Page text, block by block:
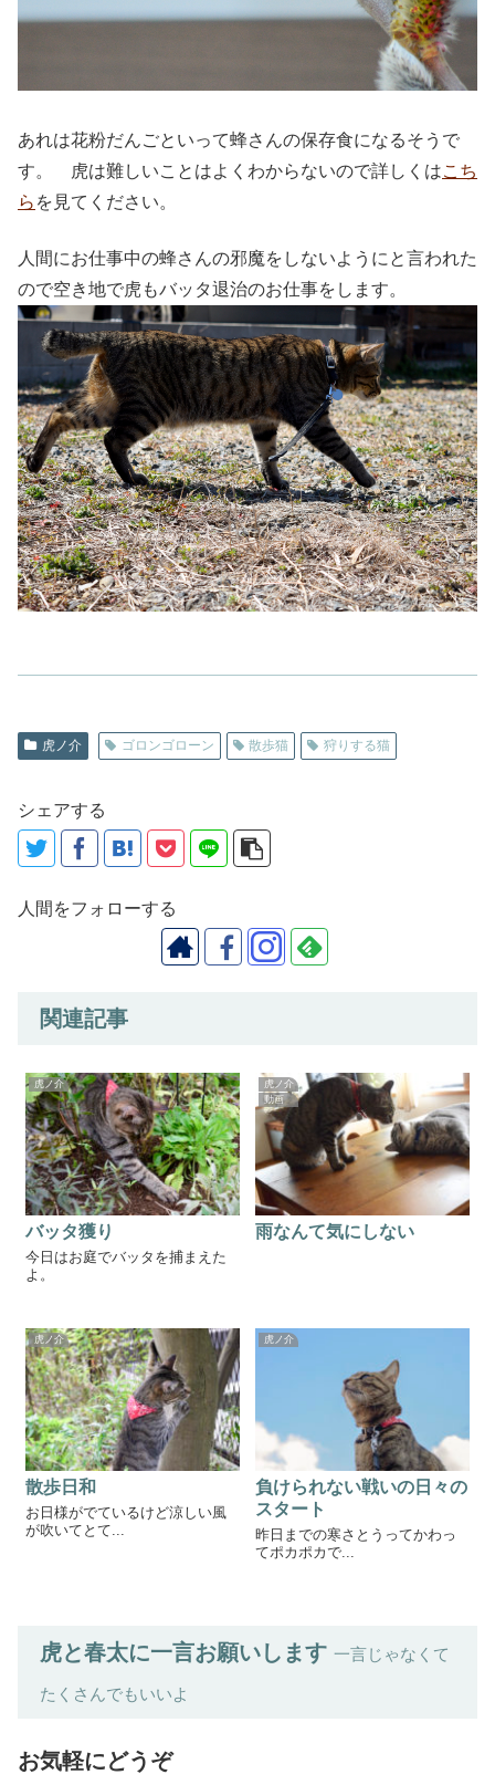
あれは花粉だんごといって蜂さんの保存食になるそうで
す。 虎は難しいことはよくわからないので詳しくはこち
ら を見てください。
人間にお仕事中の蜂さんの邪魔をしないようにと言われた
ので空き地で虎もバッタ退治のお仕事をします。
虎ノ介 ゴロンゴローン 散歩猫 狩りする猫
シェアする
人間をフォローする
関連記事
虎ノ介
バッタ獲り
今日はお庭でバッタを捕まえた
よ。
虎ノ介
動画
雨なんて気にしない
虎ノ介
散歩日和
お日様がでているけど涼しい風
が吹いてとて...
虎ノ介
負けられない戦いの日々の
スタート
昨日までの寒さとうってかわっ
てポカポカで...
虎と春太に一言お願いします 一言じゃなくて
たくさんでもいいよ
お気軽にどうぞ